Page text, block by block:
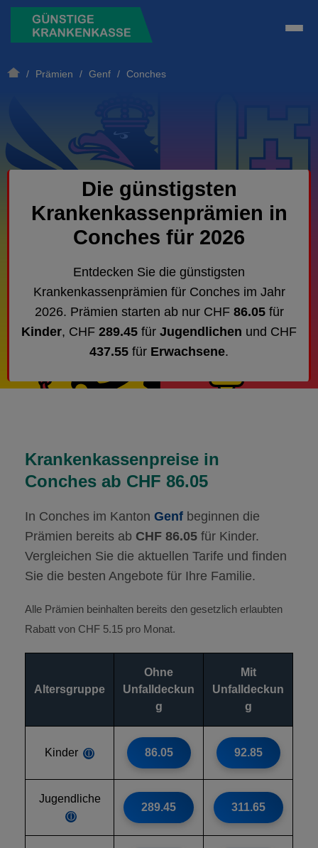
/ Prämien / Genf/ Conches
Die günstigsten
Krankenkassenprämien in
Conches für 2026
Entdecken Sie die günstigsten
Krankenkassenprämien für Conches im Jahr
2026. Prämien starten ab nur CHF 86.05für
Kinder, CHF 289.45 für Jugendlichen und CHF
437.55 für Erwachsene.
Krankenkassenpreise in
Conches ab CHF 86.05
In Conches im Kanton Genf beginnen die
Prämien bereits ab CHF 86.05 für Kinder.
Vergleichen Sie die aktuellen Tarife und finden
Sie die besten Angebote für Ihre Familie.
Alle Prämien beinhalten bereits den gesetzlich erlaubten
Rabatt von CHF 5.15 pro Monat.
Altersgruppe
Ohne
Unfalldeckun
g
Mit
Unfalldeckun
g
Kinder ⓘ 86.05 92.85
Jugendliche
ⓘ
289.45 311.65